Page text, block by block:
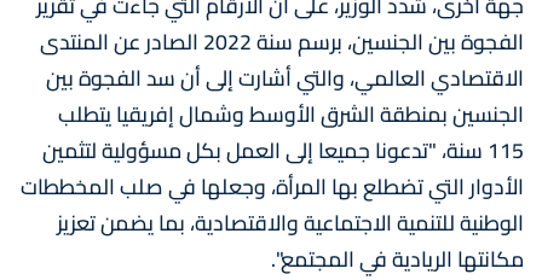
الفجوة بين الجنسين، برسم سنة 2022 الصادر عن المنتدى
الاقتصادي العالمي، والتي أشارت إلى أن سد الفجوة بين
الجنسين بمنطقة الشرق الأوسط وشمال إفريقيا يتطلب
115 سنة، "تدعونا جميعا إلى العمل بكل مسؤولية لتثمين
الأدوار التي تضطلع بها المرأة، وجعلها في صلب المخططات
الوطنية للتنمية الاجتماعية والاقتصادية، بما يضمن تعزيز
مكانتها الريادية في المجتمع".